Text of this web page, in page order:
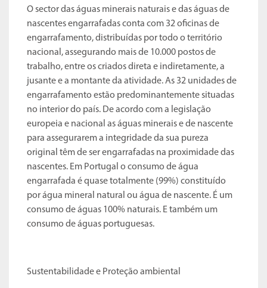
O sector das águas minerais naturais e das águas de
nascentes engarrafadas conta com 32 oficinas de
engarrafamento, distribuídas por todo o território
nacional, assegurando mais de 10.000 postos de
trabalho, entre os criados direta e indiretamente, a
jusante e a montante da atividade. As 32 unidades de
engarrafamento estão predominantemente situadas
no interior do país. De acordo com a legislação
europeia e nacional as águas minerais e de nascente
para assegurarem a integridade da sua pureza
original têm de ser engarrafadas na proximidade das
nascentes. Em Portugal o consumo de água
engarrafada é quase totalmente (99%) constituído
por água mineral natural ou água de nascente. É um
consumo de águas 100% naturais. E também um
consumo de águas portuguesas.
Sustentabilidade e Proteção ambiental